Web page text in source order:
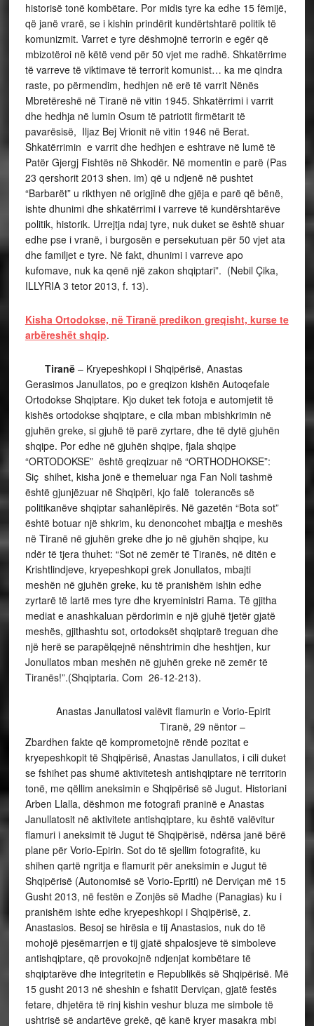
historisë tonë kombëtare. Por midis tyre ka edhe 15 fëmijë,
që janë vrarë, se i kishin prindërit kundërtshtarë politik të
komunizmit. Varret e tyre dëshmojnë terrorin e egër që
mbizotëroi në këtë vend për 50 vjet me radhë. Shkatërrime
të varreve të viktimave të terrorit komunist… ka me qindra
raste, po përmendim, hedhjen në erë të varrit Nënës
Mbretëreshë në Tiranë në vitin 1945. Shkatërrimi i varrit
dhe hedhja në lumin Osum të patriotit firmëtarit të
pavarësisë, Iljaz Bej Vrionit në vitin 1946 në Berat.
Shkatërrimin e varrit dhe hedhjen e eshtrave në lumë të
Patër Gjergj Fishtës në Shkodër. Në momentin e parë (Pas
23 qershorit 2013 shen. im) që u ndjenë në pushtet
“Barbarët” u rikthyen në origjinë dhe gjëja e parë që bënë,
ishte dhunimi dhe shkatërrimi i varreve të kundërshtarëve
politik, historik. Urrejtja ndaj tyre, nuk duket se është shuar
edhe pse i vranë, i burgosën e persekutuan për 50 vjet ata
dhe familjet e tyre. Në fakt, dhunimi i varreve apo
kufomave, nuk ka qenë një zakon shqiptari”. (Nebil Çika,
ILLYRIA 3 tetor 2013, f. 13).
Kisha Ortodokse, në Tiranë predikon greqisht, kurse te
arbëreshët shqip.
Tiranë – Kryepeshkopi i Shqipërisë, Anastas
Gerasimos Janullatos, po e greqizon kishën Autoqefale
Ortodokse Shqiptare. Kjo duket tek fotoja e automjetit të
kishës ortodokse shqiptare, e cila mban mbishkrimin në
gjuhën greke, si gjuhë të parë zyrtare, dhe të dytë gjuhën
shqipe. Por edhe në gjuhën shqipe, fjala shqipe
“ORTODOKSE” është greqizuar në “ORTHODHOKSE”:
Siç shihet, kisha jonë e themeluar nga Fan Noli tashmë
është gjunjëzuar në Shqipëri, kjo falë tolerancës së
politikanëve shqiptar sahanlëpirës. Në gazetën “Bota sot”
është botuar një shkrim, ku denoncohet mbajtja e meshës
në Tiranë në gjuhën greke dhe jo në gjuhën shqipe, ku
ndër të tjera thuhet: “Sot në zemër të Tiranës, në ditën e
Krishtlindjeve, kryepeshkopi grek Jonullatos, mbajti
meshën në gjuhën greke, ku të pranishëm ishin edhe
zyrtarë të lartë mes tyre dhe kryeministri Rama. Të gjitha
mediat e anashkaluan përdorimin e një gjuhë tjetër gjatë
meshës, gjithashtu sot, ortodoksët shqiptarë treguan dhe
një herë se parapëlqejnë nënshtrimin dhe heshtjen, kur
Jonullatos mban meshën në gjuhën greke në zemër të
Tiranës!”.(Shqiptaria. Com 26-12-213).
Anastas Janullatosi valëvit flamurin e Vorio-Epirit
Tiranë, 29 nëntor –
Zbardhen fakte që komprometojnë rëndë pozitat e
kryepeshkopit të Shqipërisë, Anastas Janullatos, i cili duket
se fshihet pas shumë aktivitetesh antishqiptare në territorin
tonë, me qëllim aneksimin e Shqipërisë së Jugut. Historiani
Arben Llalla, dëshmon me fotografi praninë e Anastas
Janullatosit në aktivitete antishqiptare, ku është valëvitur
flamuri i aneksimit të Jugut të Shqipërisë, ndërsa janë bërë
plane për Vorio-Epirin. Sot do të sjellim fotografitë, ku
shihen qartë ngritja e flamurit për aneksimin e Jugut të
Shqipërisë (Autonomisë së Vorio-Epriti) në Derviçan më 15
Gusht 2013, në festën e Zonjës së Madhe (Panagias) ku i
pranishëm ishte edhe kryepeshkopi i Shqipërisë, z.
Anastasios. Besoj se hirësia e tij Anastasios, nuk do të
mohojë pjesëmarrjen e tij gjatë shpalosjeve të simboleve
antishqiptare, që provokojnë ndjenjat kombëtare të
shqiptarëve dhe integritetin e Republikës së Shqipërisë. Më
15 gusht 2013 në sheshin e fshatit Derviçan, gjatë festës
fetare, dhjetëra të rinj kishin veshur bluza me simbole të
ushtrisë së andartëve grekë, që kanë kryer masakra mbi